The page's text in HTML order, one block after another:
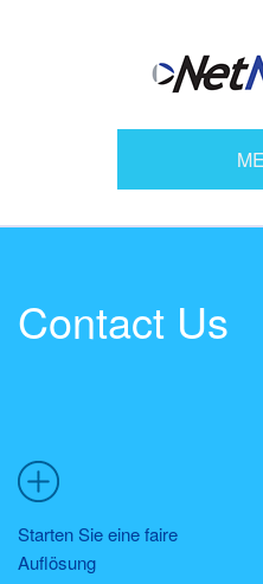
Contact Us
Starten Sie eine faire
Auflösung